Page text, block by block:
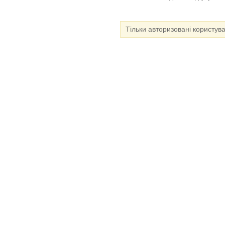
Тільки авторизовані